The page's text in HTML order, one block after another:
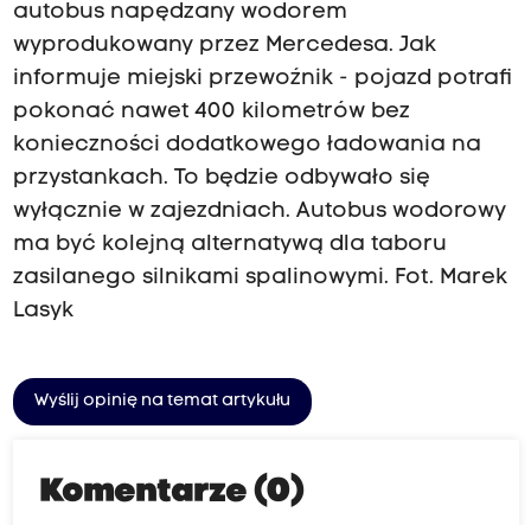
autobus napędzany wodorem
wyprodukowany przez Mercedesa. Jak
informuje miejski przewoźnik - pojazd potrafi
pokonać nawet 400 kilometrów bez
konieczności dodatkowego ładowania na
przystankach. To będzie odbywało się
wyłącznie w zajezdniach. Autobus wodorowy
ma być kolejną alternatywą dla taboru
zasilanego silnikami spalinowymi. Fot. Marek
Lasyk
Wyślij opinię na temat artykułu
Komentarze (0)